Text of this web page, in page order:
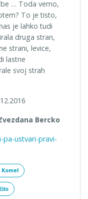
… Toda vemo,
To je tisto,
je lahko tudi
druga stran,
strani, levice,
lastne
svoj strah
Bercko
ustvari-pravi-